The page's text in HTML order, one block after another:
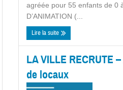
agréée pour 55 enfants de 0
D’ANIMATION (...
Lire la suite
LA VILLE RECRUTE
de locaux